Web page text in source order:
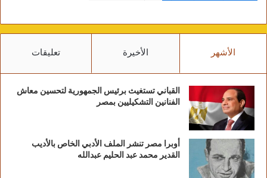
الأشهر الأخيرة تعليقات
القباني تستغيث برئيس الجمهورية لتحسين معاش
الفنانين التشكيليين بمصر
أوبرا مصر تنشر الملف الأدبي الخاص بالأديب
القدير محمد عبد الحليم عبدالله